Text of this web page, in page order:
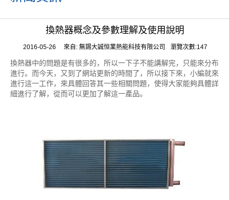
換熱器概念及參數理解及使用說明
2016-05-26 來自: 無錫大誠恒業熱能科技有限公司 瀏覽次數:147
換熱器中的問題是有很多的，所以一下子不能講解完，只能來分布
進行。而今天，又到了網站更新的時間了，所以接下來，小編就來
進行這一工作，來具體回答其一些相關問題，使得大家能夠具體詳
細進行了解，從而可以更加了解這一產品。